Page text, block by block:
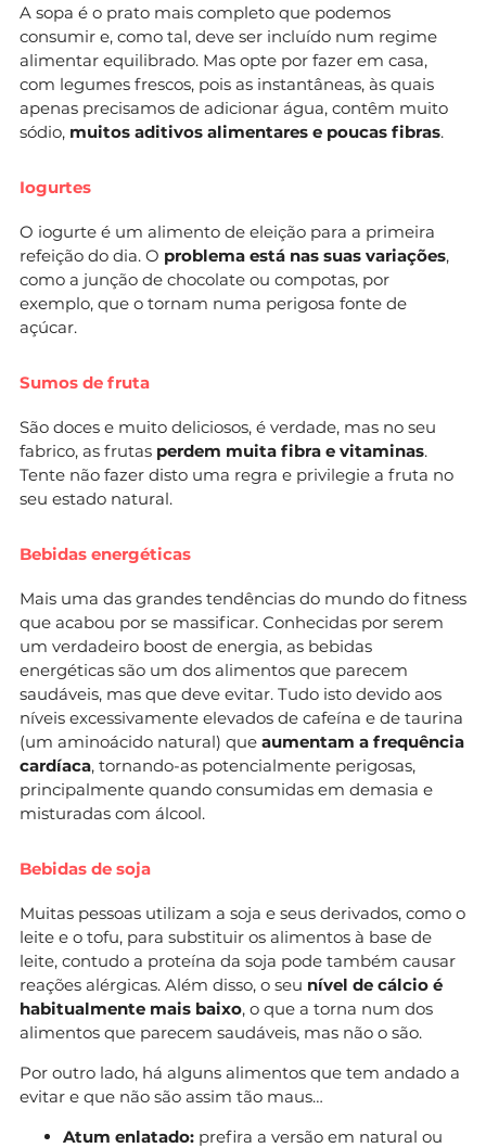
A sopa é o prato mais completo que podemos
consumir e, como tal, deve ser incluído num regime
alimentar equilibrado. Mas opte por fazer em casa,
com legumes frescos, pois as instantâneas, às quais
apenas precisamos de adicionar água, contêm muito
sódio, muitos aditivos alimentares e poucas fibras.
Iogurtes
O iogurte é um alimento de eleição para a primeira
refeição do dia. O problema está nas suas variações,
como a junção de chocolate ou compotas, por
exemplo, que o tornam numa perigosa fonte de
açúcar.
Sumos de fruta
São doces e muito deliciosos, é verdade, mas no seu
fabrico, as frutas perdem muita fibra e vitaminas.
Tente não fazer disto uma regra e privilegie a fruta no
seu estado natural.
Bebidas energéticas
Mais uma das grandes tendências do mundo do fitness
que acabou por se massificar. Conhecidas por serem
um verdadeiro boost de energia, as bebidas
energéticas são um dos alimentos que parecem
saudáveis, mas que deve evitar. Tudo isto devido aos
níveis excessivamente elevados de cafeína e de taurina
(um aminoácido natural) que aumentam a frequência
cardíaca, tornando-as potencialmente perigosas,
principalmente quando consumidas em demasia e
misturadas com álcool.
Bebidas de soja
Muitas pessoas utilizam a soja e seus derivados, como o
leite e o tofu, para substituir os alimentos à base de
leite, contudo a proteína da soja pode também causar
reações alérgicas. Além disso, o seu nível de cálcio é
habitualmente mais baixo, o que a torna num dos
alimentos que parecem saudáveis, mas não o são.
Por outro lado, há alguns alimentos que tem andado a
evitar e que não são assim tão maus…
Atum enlatado: prefira a versão em natural ou